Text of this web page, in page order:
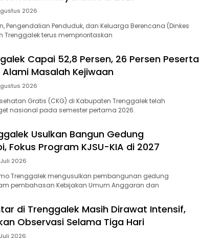
2026
Pengendalian Penduduk, dan Keluarga Berencana (Dinkes
Trenggalek terus memprioritaskan
Capai 52,8 Persen, 26 Persen Peserta
Masalah Kejiwaan
2026
Gratis (CKG) di Kabupaten Trenggalek telah
nasional pada semester pertama 2026.
Usulkan Bangun Gedung
Fokus Program KJSU-KIA di 2027
2026
Trenggalek mengusulkan pembangunan gedung
pembahasan Kebijakan Umum Anggaran dan
di Trenggalek Masih Dirawat Intensif,
Observasi Selama Tiga Hari
2026